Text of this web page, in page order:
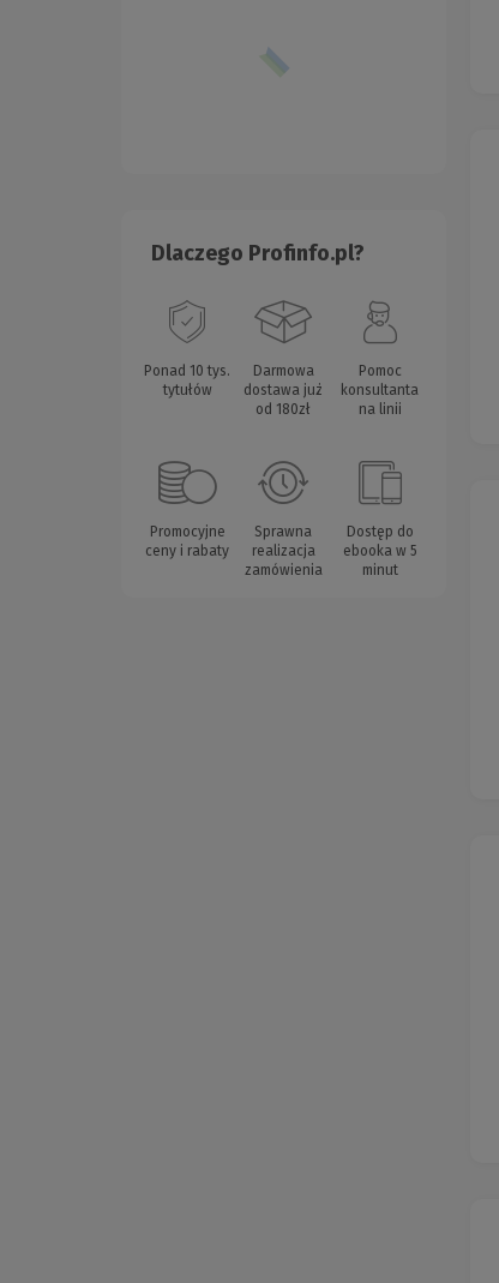
Dlaczego Profinfo.pl?
Ponad 10 tys.
tytułów
Darmowa
dostawa już
od 180zł
Pomoc
konsultanta
na linii
Promocyjne
ceny i rabaty
Sprawna
realizacja
zamówienia
Dostęp do
ebooka w 5
minut